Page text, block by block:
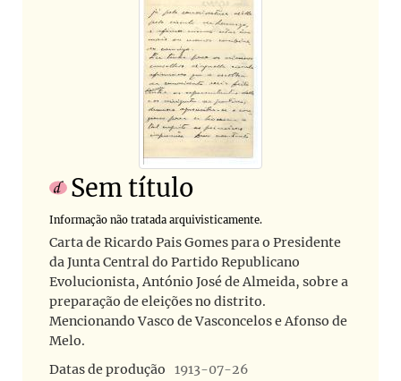
Sem título
Informação não tratada arquivisticamente.
Carta de Ricardo Pais Gomes para o Presidente
da Junta Central do Partido Republicano
Evolucionista, António José de Almeida, sobre a
preparação de eleições no distrito.
Mencionando Vasco de Vasconcelos e Afonso de
Melo.
Datas de produção
1913-07-26